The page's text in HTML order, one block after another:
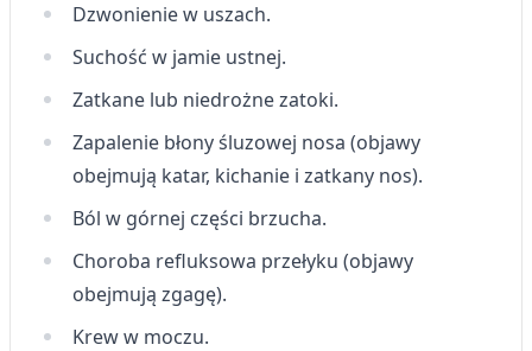
Dzwonienie w uszach.
Suchość w jamie ustnej.
Zatkane lub niedrożne zatoki.
Zapalenie błony śluzowej nosa (objawy
obejmują katar, kichanie i zatkany nos).
Ból w górnej części brzucha.
Choroba refluksowa przełyku (objawy
obejmują zgagę).
Krew w moczu.
Tworzenie profili w celu
spersonalizowanych reklam
Wykorzystanie profili do wyboru
Tworzenie profili w celu personalizacji treści
Wykorzystywanie profili w celu doboru
spersonalizowanych treści
Pomiar efektywności reklam
Pomiar efektywności treści